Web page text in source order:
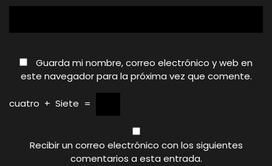
Guarda mi nombre, correo electrónico y web en
este navegador para la próxima vez que comente.
cuatro + Siete =
Recibir un correo electrónico con los siguientes
comentarios a esta entrada.